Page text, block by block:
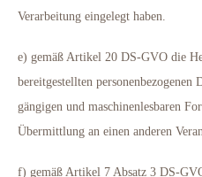
Verarbeitung eingelegt haben.
e) gemäß Artikel 20 DS-GVO die
bereitgestellten personenbezogenen
gängigen und maschinenlesbaren
Übermittlung an einen anderen
f) gemäß Artikel 7 Absatz 3 DS-